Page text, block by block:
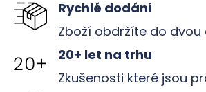
Rychlé dodání
Zboží obdržíte do dvou
20+ let na trhu
Zkušenosti které jsou